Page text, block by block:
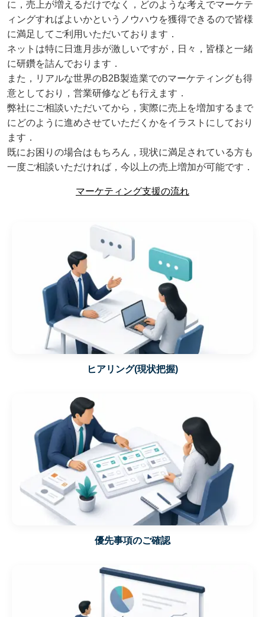
に，売上が増えるだけでなく，どのような考えでマーケテ
ィングすればよいかというノウハウを獲得できるので皆様
に満足してご利用いただいております．
ネットは特に日進月歩が激しいですが，日々，皆様と一緒
に研鑽を詰んでおります．
また，リアルな世界のB2B製造業でのマーケティングも得
意としており，営業研修なども行えます．
弊社にご相談いただいてから，実際に売上を増加するまで
にどのように進めさせていただくかをイラストにしており
ます．
既にお困りの場合はもちろん，現状に満足されている方も
一度ご相談いただければ，今以上の売上増加が可能です．
マーケティング支援の流れ
ヒアリング(現状把握)
優先事項のご確認